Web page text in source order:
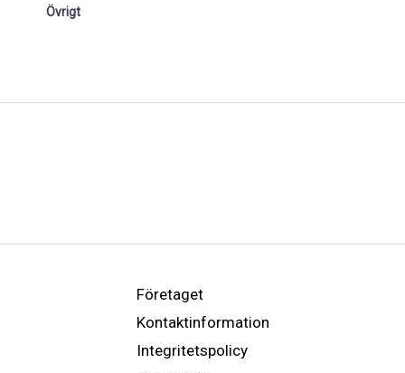
Övrigt
Företaget
Kontaktinformation
Integritetspolicy